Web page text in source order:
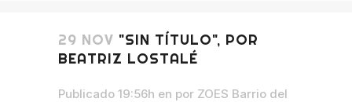
29 NOV "SIN TÍTULO", POR
BEATRIZ LOSTALÉ
Publicado 19:56h en por ZOES Barrio del